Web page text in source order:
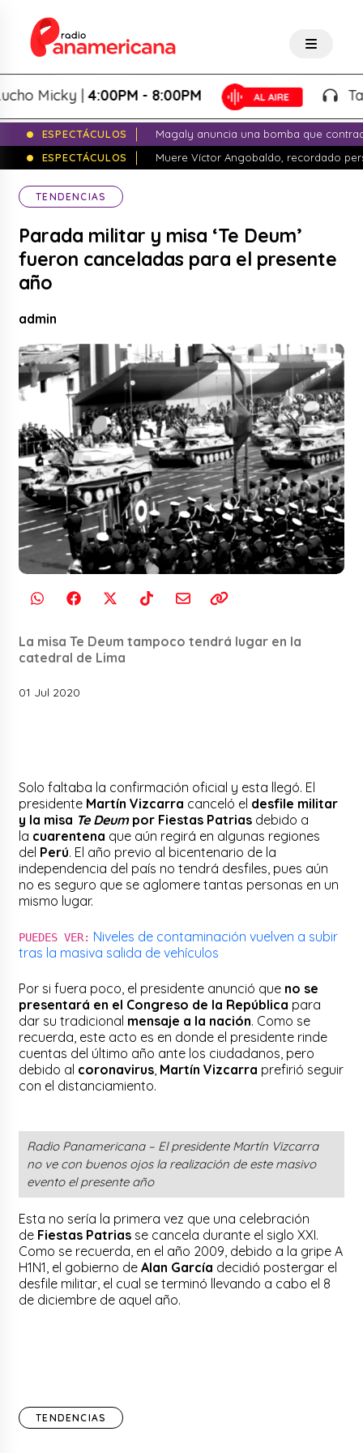
Micky |4:00PM - 8:00PM
ESPECTÁCULOS
Magaly anuncia una bomba que
ESPECTÁCULOS
Muere Víctor Angobaldo, recordado
TENDENCIAS
Parada militar y misa ‘Te Deum’
fueron canceladas para el presente
año
admin
La misa Te Deum tampoco tendrá lugar en la
catedral de Lima
01 Jul 2020
Solo faltaba la confirmación oficial y esta llegó. El
presidente Martín Vizcarra canceló el desfile militar
y la misa Te Deumpor Fiestas Patrias debido a
la cuarentena que aún regirá en algunas regiones
del Perú. El año previo al bicentenario de la
independencia del país no tendrá desfiles, pues aún
no es seguro que se aglomere tantas personas en un
mismo lugar.
PUEDES VER: Niveles de contaminación vuelven a subir
tras la masiva salida de vehículos
Por si fuera poco, el presidente anunció que no se
presentará en el Congreso de la República para
dar su tradicional mensaje a la nación. Como se
recuerda, este acto es en donde el presidente rinde
cuentas del último año ante los ciudadanos, pero
debido al coronavirus Martín Vizcarra prefirió seguir
con el distanciamiento.
Radio Panamericana – El presidente Martín Vizcarra
no ve con buenos ojos la realización de este masivo
evento el presente año
Esta no sería la primera vez que una celebración
de Fiestas Patrias se cancela durante el siglo XXI.
Como se recuerda, en el año 2009, debido a la gripe A
H1N1, el gobierno deAlan García decidió postergar el
desfile militar, el cual se terminó llevando a cabo el 8
de diciembre de aquel año.
TENDENCIAS